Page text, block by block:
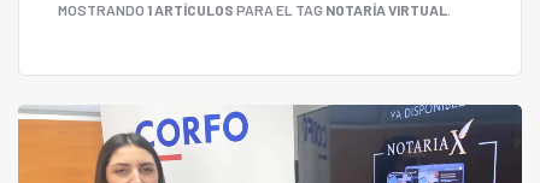
MOSTRANDO 1 ARTÍCULOS PARA EL TAG NOTARÍA VIRTUAL